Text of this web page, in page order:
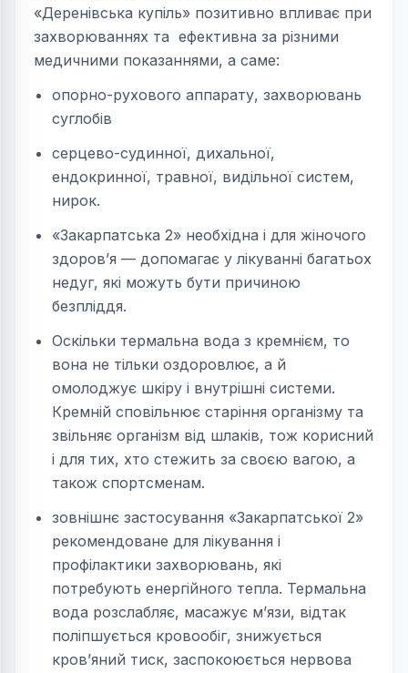
«Деренівська купіль» позитивно впливає при
захворюваннях та ефективна за різними
медичними показаннями, а саме:
опорно-рухового аппарату, захворювань
суглобів
серцево-судинної, дихальної,
ендокринноı̈, травної, видільної систем,
нирок.
«Закарпатська 2» необхідна і для жіночого
здоров’я — допомагає у лікуванні багатьох
недуг, які можуть бути причиною
безпліддя.
Оскільки термальна вода з кремнієм, то
вона не тільки оздоровлює, а й
омолоджує шкіру і внутрішні системи.
Кремній сповільнює старіння організму та
звільняє організм від шлаків, тож корисний
і для тих, хто стежить за своєю вагою, а
також спортсменам.
зовнішнє застосування «Закарпатської 2»
рекомендоване для лікування і
профілактики захворювань, які
потребують енергійного тепла. Термальна
вода розслабляє, масажує м’язи, відтак
поліпшується кровообіг, знижується
кров’яний тиск, заспокоюється нервова